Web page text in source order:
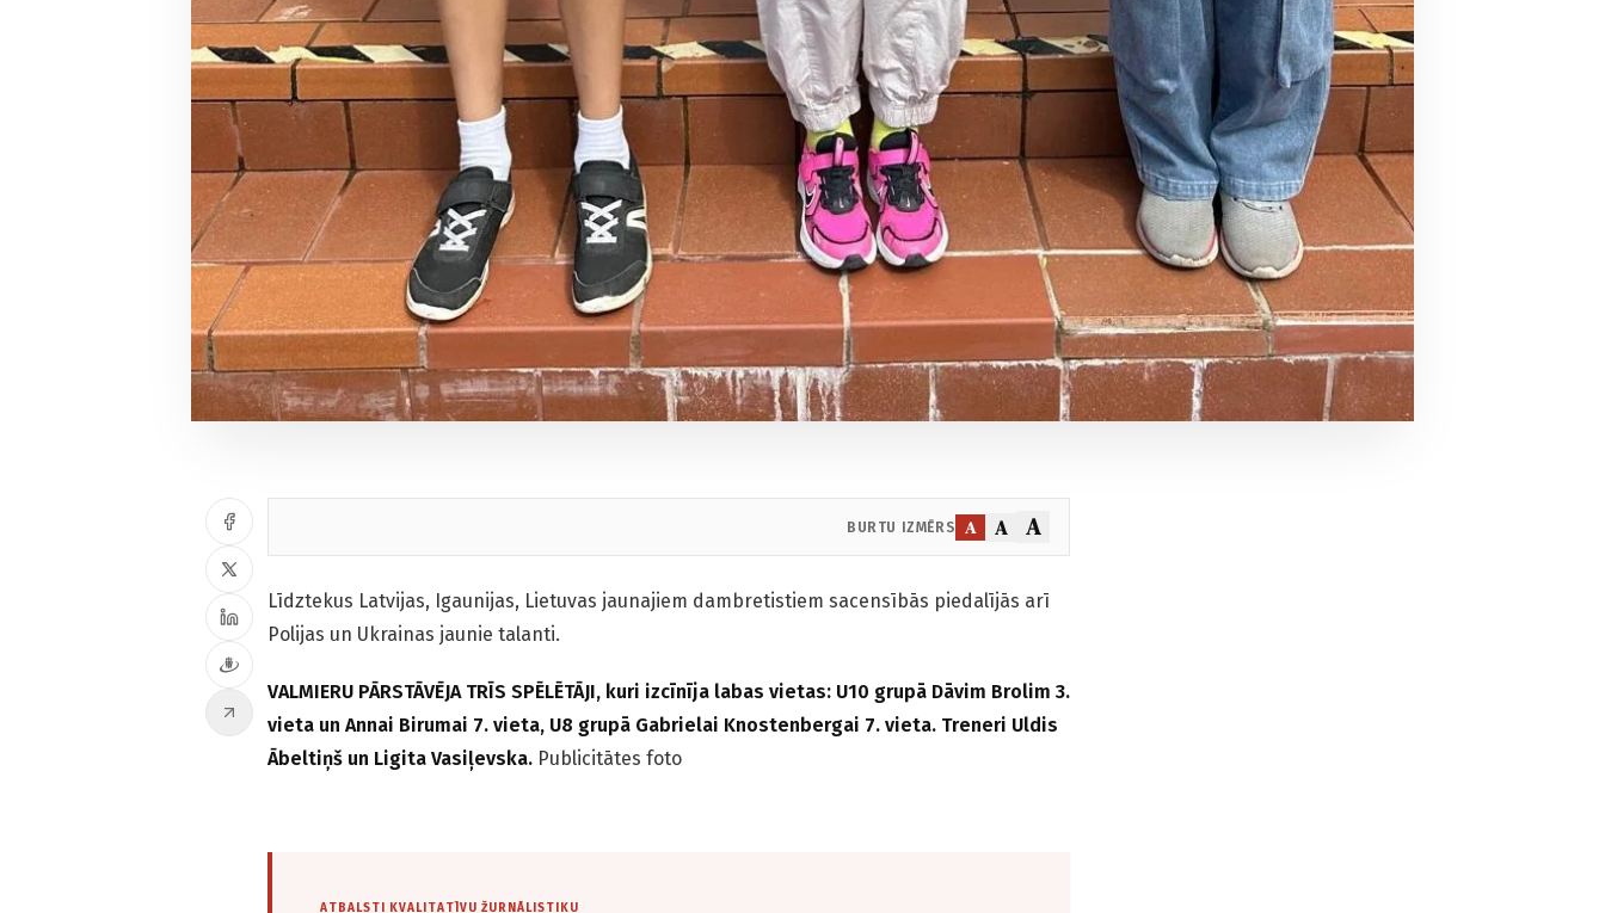
BURTU IZMĒRS A A A
Līdztekus Latvijas, Igaunijas, Lietuvas jaunajiem dambretistiem sacensībās piedalījās arī
Polijas un Ukrainas jaunie talanti.
VALMIERU PĀRSTĀVĒJA TRĪS SPĒLĒTĀJI, kuri izcīnīja labas vietas: U10 grupā Dāvim Brolim 3.
vieta un Annai Birumai 7. vieta, U8 grupā Gabrielai Knostenbergai 7. vieta. Treneri Uldis
Ābeltiņš un Ligita Vasiļevska. Publicitātes foto
ATBALSTI KVALITATĪVU ŽURNĀLISTIKU